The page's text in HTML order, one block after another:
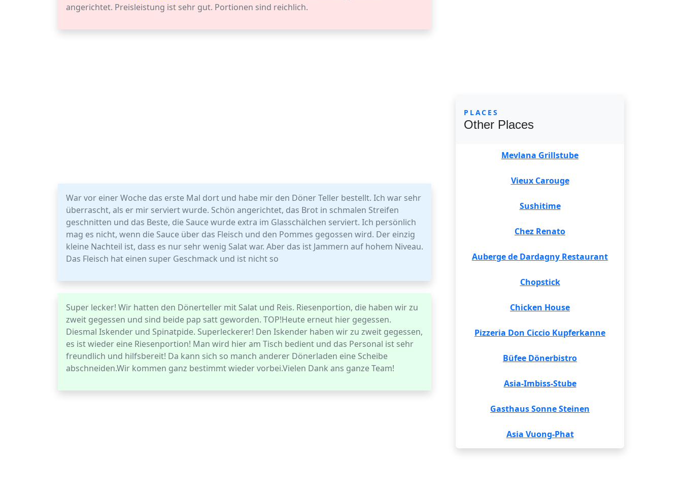
angerichtet. Preisleistung ist sehr gut. Portionen sind reichlich.
War vor einer Woche das erste Mal dort und habe mir den Döner Teller bestellt. Ich war sehr
überrascht, als er mir serviert wurde. Schön angerichtet, das Brot in schmalen Streifen
geschnitten und das Beste, die Sauce wurde extra im Glasschälchen serviert. Ich persönlich
mag es nicht, wenn die Sauce über das Fleisch und den Pommes gegossen wird. Der einzig
kleine Nachteil ist, dass es nur sehr wenig Salat war. Aber das ist Jammern auf hohem Niveau.
Das Fleisch hat einen super Geschmack und ist nicht so
Super lecker! Wir hatten den Dönerteller mit Salat und Reis. Riesenportion, die haben wir zu
zweit gegessen und sind beide pap satt geworden. TOP!Heute erneut hier gegessen.
Diesmal Iskender und Spinatpide. Superleckerer! Den Iskender haben wir zu zweit gegessen,
es ist wieder eine Riesenportion! Man wird hier am Tisch bedient und das Personal ist sehr
freundlich und hilfsbereit! Da kann sich so manch anderer Dönerladen eine Scheibe
abschneiden.Wir kommen ganz bestimmt wieder vorbei.Vielen Dank ans ganze Team!
PLACES
Other Places
Mevlana Grillstube
Vieux Carouge
Sushitime
Chez Renato
Auberge de Dardagny Restaurant
Chopstick
Chicken House
Pizzeria Don Ciccio Kupferkanne
Büfee Dönerbistro
Asia-Imbiss-Stube
Gasthaus Sonne Steinen
Asia Vuong-Phat